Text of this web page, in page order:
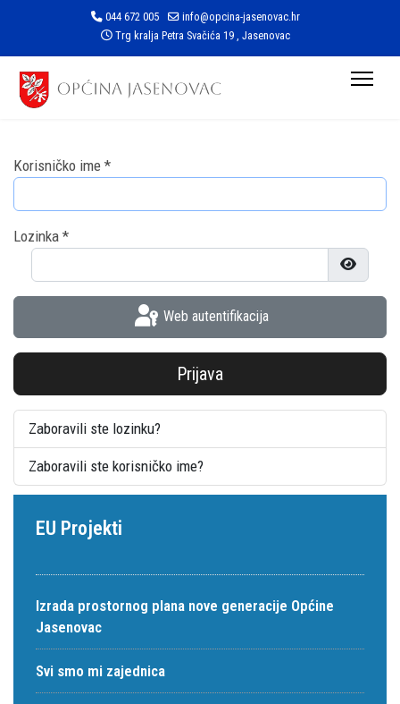
044 672 005
info@opcina-jasenovac.hr
Trg kralja Petra Svačića 19 , Jasenovac
Korisničko ime *
Lozinka *
Prikaži
Web autentifikacija
Prijava
Zaboravili ste lozinku?
Zaboravili ste korisničko ime?
EU Projekti
Izrada prostornog plana nove generacije Općine
Jasenovac
Svi smo mi zajednica